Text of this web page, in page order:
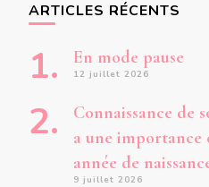
ARTICLES RÉCENTS
En mode pause
12 juillet 2026
Connaissance de
a une importance
année de
9 juillet 2026